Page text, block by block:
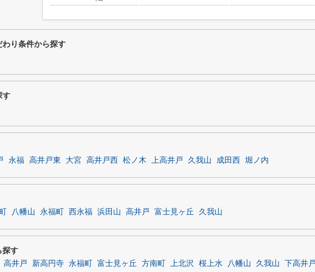
り条件から探す
す
永福 高井戸東 大宮 高井戸西 松ノ木 上高井戸 久我山 成田西 堀ノ内
八幡山 永福町 西永福 浜田山 高井戸 富士見ヶ丘 久我山
探す
高井戸 新高円寺 永福町 富士見ヶ丘 方南町 上北沢 桜上水 八幡山 久我山 下高井